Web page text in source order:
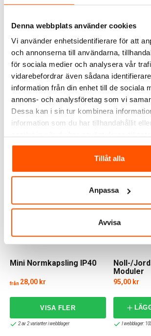
Denna webbplats använder cookies
Vi använder enhetsidentifierare för att
och annonserna till användarna,
för sociala medier och analysera vår
vidarebefordrar även sådana
information från din enhet till de sociala
annons- och analysföretag som vi
Dessa kan i sin tur kombinera
information som du har tillhandahållit
Tillåt alla
Anpassa
Avvisa
Kapslingar IP65 med
rökfärgad dörr
från 239,00 kr
ALTERNATIVA PRODUKTER
Mini Normkapsling IP40
från 28,00 kr
2 av 2 varianter i webblager
Noll-/
Moduler
95,00 kr
I webblager: